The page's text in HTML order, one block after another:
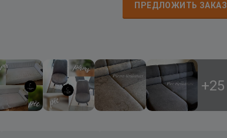
ПРЕДЛОЖИТЬ ЗАКАЗ
+25